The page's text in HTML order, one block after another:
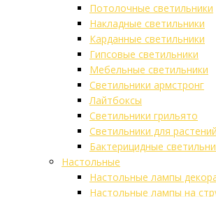
Потолочные светильники
Накладные светильники
Карданные светильники
Гипсовые светильники
Мебельные светильники
Светильники армстронг
Лайтбоксы
Светильники грильято
Светильники для растений
Бактерицидные
Настольные
Настольные лампы
Настольные лампы на